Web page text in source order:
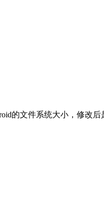
的文件系统大小，修改